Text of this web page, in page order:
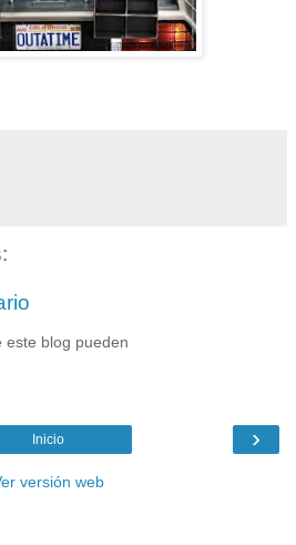
este blog pueden
›
Inicio
versión web